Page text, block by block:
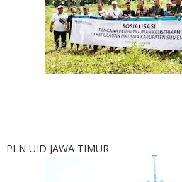
PLN UID JAWA TIMUR